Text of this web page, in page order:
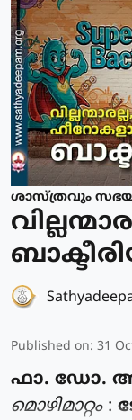
ശാസ്ത്രവും
Published on: 31
ഫാ. ഡോ.
മൊഴിമാറ്റം: